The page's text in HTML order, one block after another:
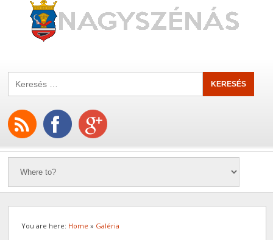
You are here: Home » Galéria